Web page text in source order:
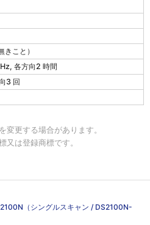
こと）
各方向2 時間
3 回
変更する場合があります。
又は登録商標です。
（シングルスキャン / DS2100N-